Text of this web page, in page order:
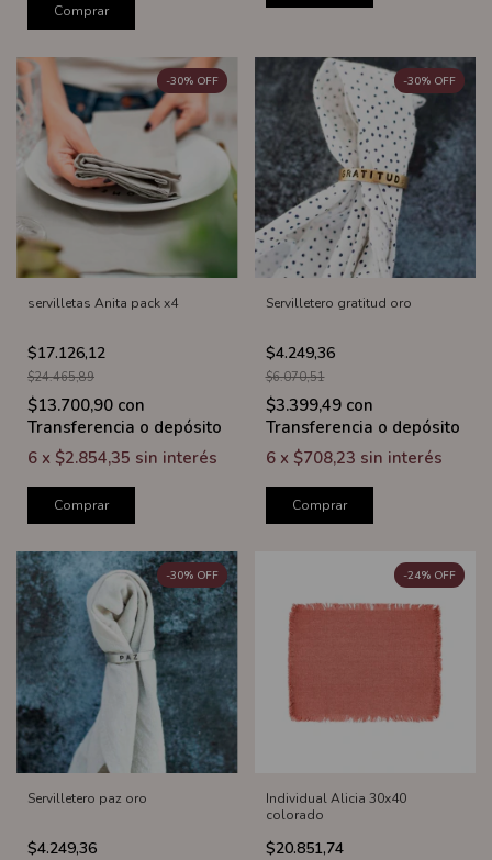
Comprar
servilletas Anita pack x4
$17.126,12
-30% OFF
$24.465,89
$13.700,90 con
Transferencia o depósito
6 x $2.854,35 sin interés
Comprar
Servilletero gratitud oro
$4.249,36
-30% OFF
$6.070,51
$3.399,49 con
Transferencia o depósito
6 x $708,23 sin interés
Comprar
Servilletero paz oro
$4.249,36
-30% OFF
Individual Alicia 30x40
colorado
$20.851,74
-24% OFF